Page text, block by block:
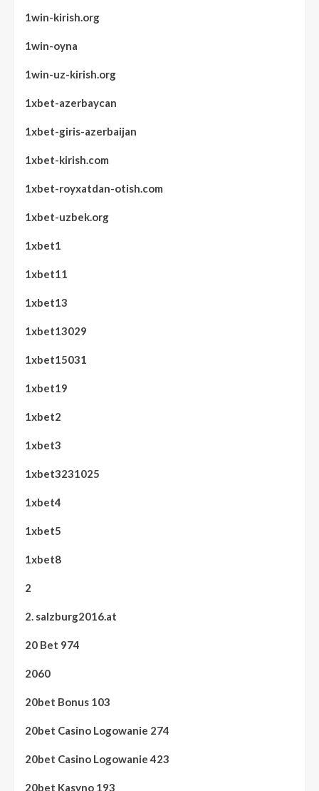
1win-kirish.org
1win-oyna
1win-uz-kirish.org
1xbet-azerbaycan
1xbet-giris-azerbaijan
1xbet-kirish.com
1xbet-royxatdan-otish.com
1xbet-uzbek.org
1xbet1
1xbet11
1xbet13
1xbet13029
1xbet15031
1xbet19
1xbet2
1xbet3
1xbet3231025
1xbet4
1xbet5
1xbet8
2
2. salzburg2016.at
20 Bet 974
2060
20bet Bonus 103
20bet Casino Logowanie 274
20bet Casino Logowanie 423
20bet Kasyno 193